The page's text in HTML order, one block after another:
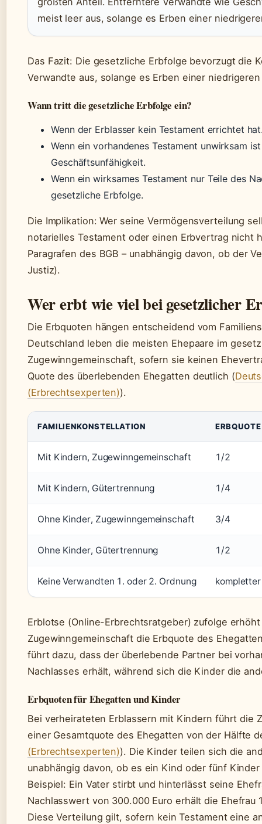
meist leer aus, solange es Erben einer
Das Fazit: Die gesetzliche Erbfolge bevorzugt die
Verwandte aus, solange es Erben einer
Wann tritt die gesetzliche Erbfolge ein?
Wenn der Erblasser kein Testament errichtet
Wenn ein vorhandenes Testament unwirksam
Geschäftsunfähigkeit.
Wenn ein wirksames Testament nur Teile des
gesetzliche Erbfolge.
Die Implikation: Wer seine Vermögensverteilung
notarielles Testament oder einen Erbvertrag nicht
Paragrafen des BGB – unabhängig davon, ob der
Justiz).
Wer erbt wie viel bei gesetzlicher
Die Erbquoten hängen entscheidend vom
Deutschland leben die meisten Ehepaare im
Zugewinngemeinschaft, sofern sie keinen
Quote des überlebenden Ehegatten deutlich (
(Erbrechtsexperten)).
FAMILIENKONSTELLATION
Mit Kindern, Zugewinngemeinschaft 1/2
Mit Kindern, Gütertrennung 1/4
Ohne Kinder, Zugewinngemeinschaft 3/4
Ohne Kinder, Gütertrennung 1/2
Keine Verwandten 1. oder 2. Ordnung
Erblotse (Online-Erbrechtsratgeber) zufolge
Zugewinngemeinschaft die Erbquote des
führt dazu, dass der überlebende Partner bei
Nachlasses erhält, während sich die Kinder die
Erbquoten für Ehegatten und Kinder
Bei verheirateten Erblassern mit Kindern führt die
einer Gesamtquote des Ehegatten von der Hälfte
(Erbrechtsexperten)). Die Kinder teilen sich die
unabhängig davon, ob es ein Kind oder fünf
Beispiel: Ein Vater stirbt und hinterlässt seine
Nachlasswert von 300.000 Euro erhält die Ehefrau
Diese Verteilung gilt, sofern kein Testament eine